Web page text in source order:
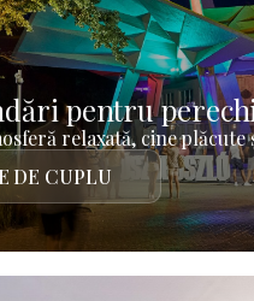
pentru
relaxată, cine
DE CUPLU